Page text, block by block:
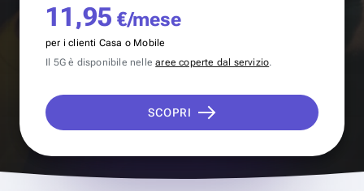
11,95 €/mese
per i clienti Casa o Mobile
Il 5G è disponibile nellearee coperte dal servizio.
SCOPRI